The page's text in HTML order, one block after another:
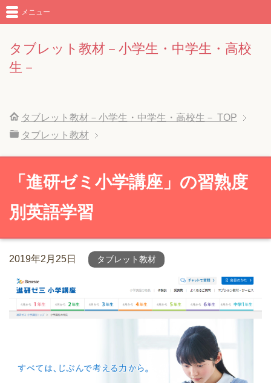
タブレット教材－小学生・中学生・高校
生－
メニュー
タブレット教材－小学生・中学生・高校生－ TOP
タブレット教材
「進研ゼミ小学講座」の習熟度
別英語学習
2019年2月25日 タブレット教材